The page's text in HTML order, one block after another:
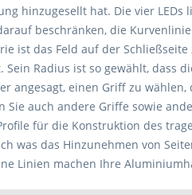
hinzugesellt hat. Die vier
beschränken, die
ist das Feld auf der
Sein Radius ist so gewählt, dass
angesagt, einen Griff zu
Sie auch andere Griffe sowie
für die Konstruktion des
was das Hinzunehmen von
Linien machen Ihre